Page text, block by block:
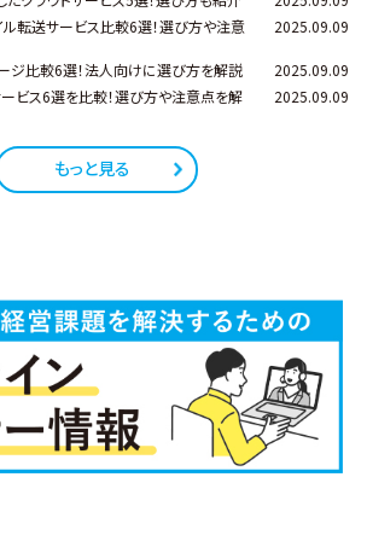
転送サービス比較6選！選び方や注意
2025.09.09
ジ比較6選！法人向けに選び方を解説
2025.09.09
ビス6選を比較！選び方や注意点を解
2025.09.09
もっと見る